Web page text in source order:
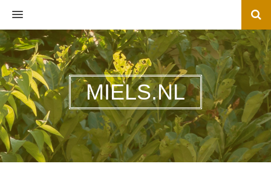
MENU
MIELS.NL